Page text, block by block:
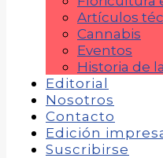
Artículos
Cannabis
Eventos
Historia de
Editorial
Nosotros
Contacto
Edición
Suscribirse